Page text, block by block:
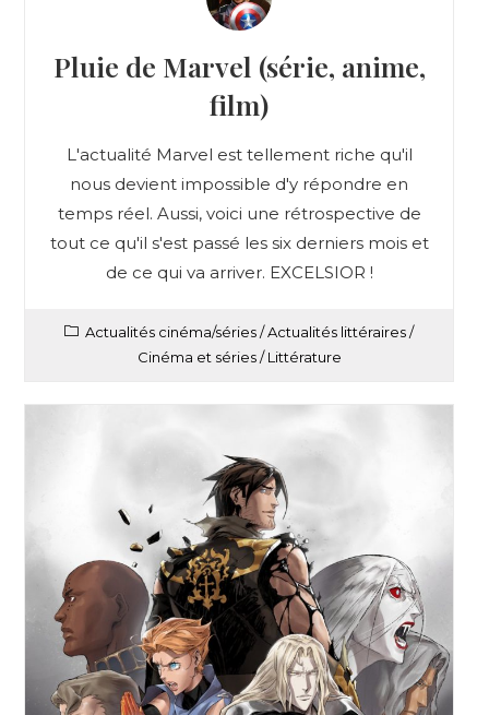
Pluie de Marvel (série, anime,
film)
L'actualité Marvel est tellement riche qu'il
nous devient impossible d'y répondre en
temps réel. Aussi, voici une rétrospective de
tout ce qu'il s'est passé les six derniers mois et
de ce qui va arriver. EXCELSIOR !
Actualités cinéma/séries/Actualités littéraires/
Cinéma et séries/Littérature